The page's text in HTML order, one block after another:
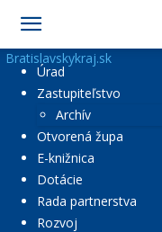
Bratislavskykraj.sk
Úrad
Zastupiteľstvo
Archív
Otvorená župa
E-knižnica
Dotácie
Rada partnerstva
Rozvoj